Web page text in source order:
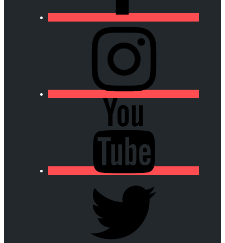
chamalieres.fr/wp-
content/uploads/2020/03/
chamalieres.fr/wp-